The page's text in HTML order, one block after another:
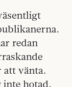
redan
att vänta.
hotad.